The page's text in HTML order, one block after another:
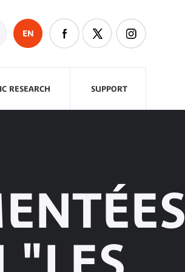
EN
RESEARCH SUPPORT